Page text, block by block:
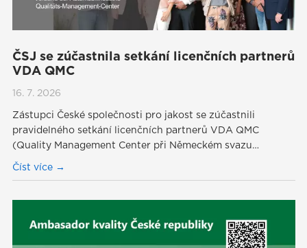
ČSJ se zúčastnila setkání licenčních partnerů
VDA QMC
16. 7. 2026
Zástupci České společnosti pro jakost se zúčastnili
pravidelného setkání licenčních partnerů VDA QMC
(Quality Management Center při Německém svazu…
Číst více